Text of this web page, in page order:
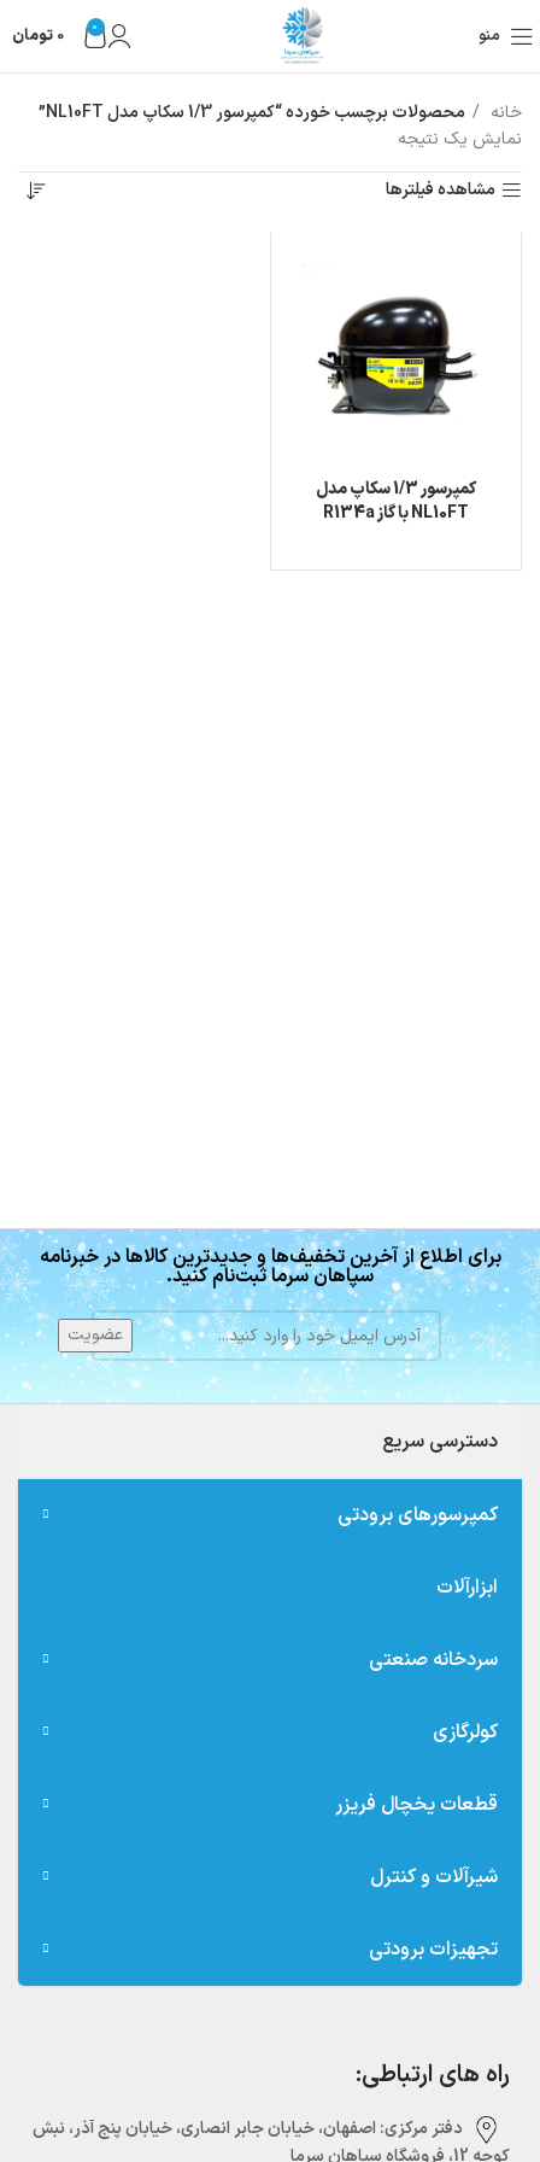
منو 0
0 تومان
خانه
محصولات برچسب خورده “کمپرسور 1/3 سکاپ مدل NL10FT”
نمایش یک نتیجه
مشاهده فیلترها
کمپرسور 1/3 سکاپ مدل
NL10FT با گاز R134a
برای اطلاع از آخرین تخفیف‌ها و جدیدترین کالاها در خبرنامه
سپاهان سرما ثبت‌نام کنید.
دسترسی سریع
کمپرسورهای برودتی
ابزارآلات
سردخانه صنعتی
کولرگازی
قطعات یخچال فریزر
شیرآلات و کنترل
تجهیزات برودتی
راه های ارتباطی:
دفتر مرکزی:‌ اصفهان، خیابان جابر انصاری، خیابان پنج آذر، نبش
کوچه 12، فروشگاه سپاهان سرما